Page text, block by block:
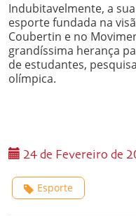
Indubitavelmente, a
esporte fundada na
Coubertin e no
grandíssima herança
de estudantes,
olímpica.
24 de Fevereiro de
Esporte